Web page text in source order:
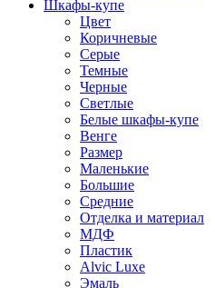
Шкафы-купе
Цвет
Коричневые
Серые
Темные
Черные
Светлые
Белые шкафы-купе
Венге
Размер
Маленькие
Большие
Средние
Отделка и материал
МДФ
Пластик
Alvic Luxe
Эмаль